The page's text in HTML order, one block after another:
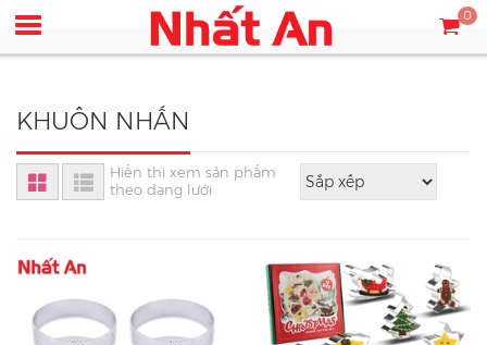
0
KHUÔN NHẤN
Hiển thị xem sản phẩm
theo dạng lưới